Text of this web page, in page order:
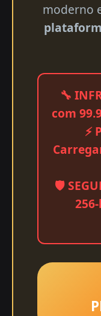
moderno
🔧
com
⚡
🛡️